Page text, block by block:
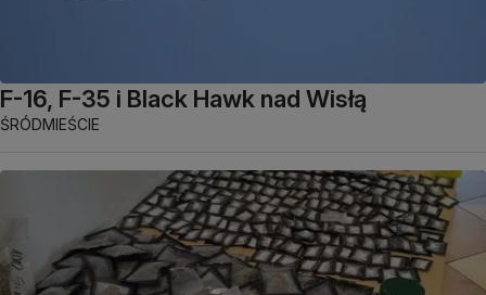
F-16, F-35 i Black Hawk nad Wisłą
ŚRÓDMIEŚCIE